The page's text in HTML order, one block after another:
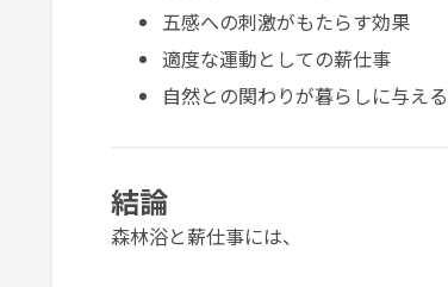
五感への刺激がもたらす効果
適度な運動としての薪仕事
自然との関わりが暮らしに与え
結論
森林浴と薪仕事には、